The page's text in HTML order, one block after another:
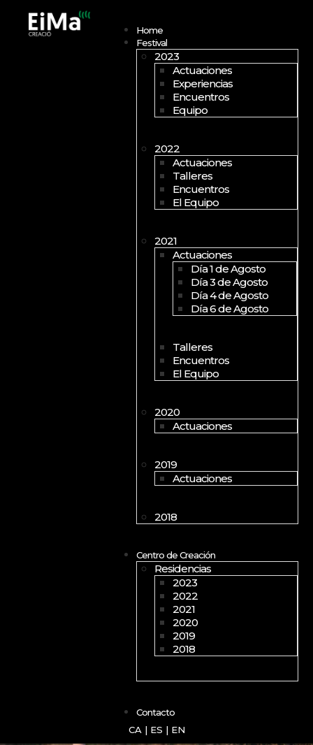
Home
Festival
2023
Actuaciones
Experiencias
Encuentros
Equipo
2022
Actuaciones
Talleres
Encuentros
El Equipo
2021
Actuaciones
Día 1 de Agosto
Día 3 de Agosto
Día 4 de Agosto
Día 6 de Agosto
Talleres
Encuentros
El Equipo
2020
Actuaciones
2019
Actuaciones
2018
Centro de Creación
Residencias
2023
2022
2021
2020
2019
2018
Contacto
CA | ES | EN